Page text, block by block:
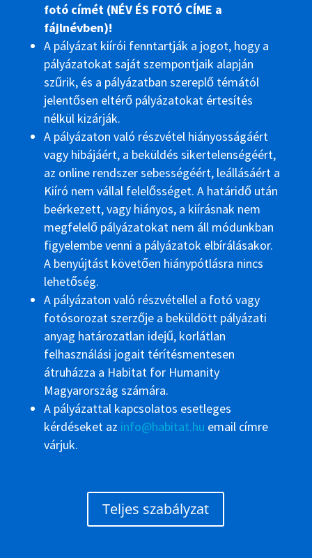
fotó címét (NÉV ÉS FOTÓ CÍME a
fájlnévben)!
A pályázat kiírói fenntartják a jogot, hogy a
pályázatokat saját szempontjaik alapján
szűrik, és a pályázatban szereplő témától
jelentősen eltérő pályázatokat értesítés
nélkül kizárják.
A pályázaton való részvétel hiányosságáért
vagy hibájáért, a beküldés sikertelenségéért,
az online rendszer sebességéért, leállásáért a
Kiíró nem vállal felelősséget. A határidő után
beérkezett, vagy hiányos, a kiírásnak nem
megfelelő pályázatokat nem áll módunkban
figyelembe venni a pályázatok elbírálásakor.
A benyújtást követően hiánypótlásra nincs
lehetőség.
A pályázaton való részvétellel a fotó vagy
fotósorozat szerzője a beküldött pályázati
anyag határozatlan idejű, korlátlan
felhasználási jogait térítésmentesen
átruházza a Habitat for Humanity
Magyarország számára.
A pályázattal kapcsolatos esetleges
kérdéseket az info@habitat.hu email címre
várjuk.
Teljes szabályzat